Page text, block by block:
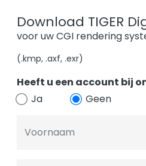
Download TIGER
voor uw CGI rendering
(.kmp, .axf, .exr)
Heeft u een account bij
Ja
Geen
Voornaam